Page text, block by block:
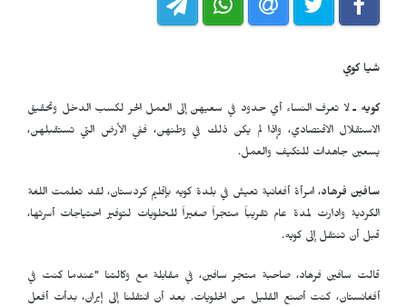
شيا كوي
كويه ـلا تعرف النساء أي حدود في سعيهن إلى العمل الحر لكسب الدخل وتحقيق
الاستقلال الاقتصادي، وإذا لم يكن ذلك في وطنهن، ففي الأرض التي تستقبلهن،
يسعين جاهدات للتكيف والعمل.
سافين فرهاد، امرأة أفغانية تعيش في بلدة كويه بإقليم كردستان، لقد تعلمت اللغة
الكردية وادارت لمدة عام تقريباً متجراً صغيراً للحلويات لتوفير احتياجات أسرتها،
قبل أن تنتقل إلى كويه.
قالت سافين فرهاد، صاحبة متجر سافين، في مقابلة مع وكالتنا "عندما كنت في
أفغانستان، كنت أصنع القليل من الحلويات. بعد أن انتقلنا إلى إيران، بدأت أفعل